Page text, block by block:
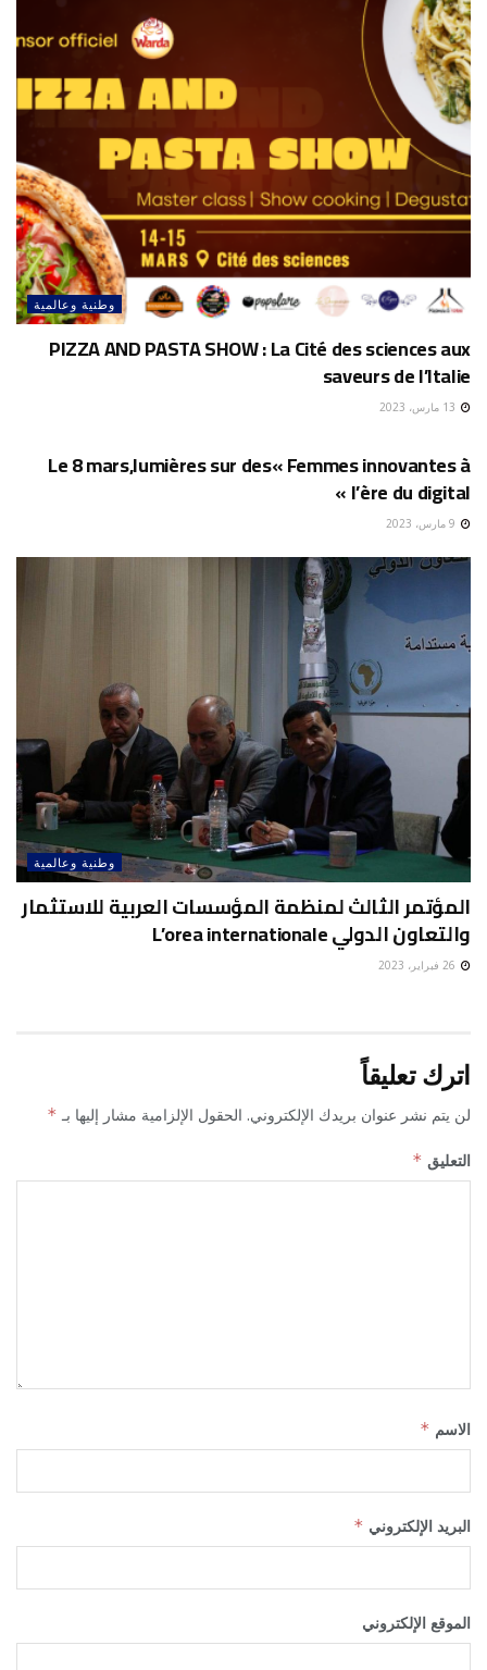
وطنية وعالمية
PIZZA AND PASTA SHOW : La Cité des sciences aux
saveurs de l’Italie
Le 8 mars,lumières sur des« Femmes innovantes à
l’ère du digital »
وطنية وعالمية
المؤتمر الثالث لمنظمة المؤسسات العربية للاستثمار
والتعاون الدولي L’orea internationale
اترك تعليقاً
لن يتم نشر عنوان بريدك الإلكتروني. الحقول الإلزامية مشار إليها بـ *
التعليق *
الاسم *
البريد الإلكتروني *
الموقع الإلكتروني